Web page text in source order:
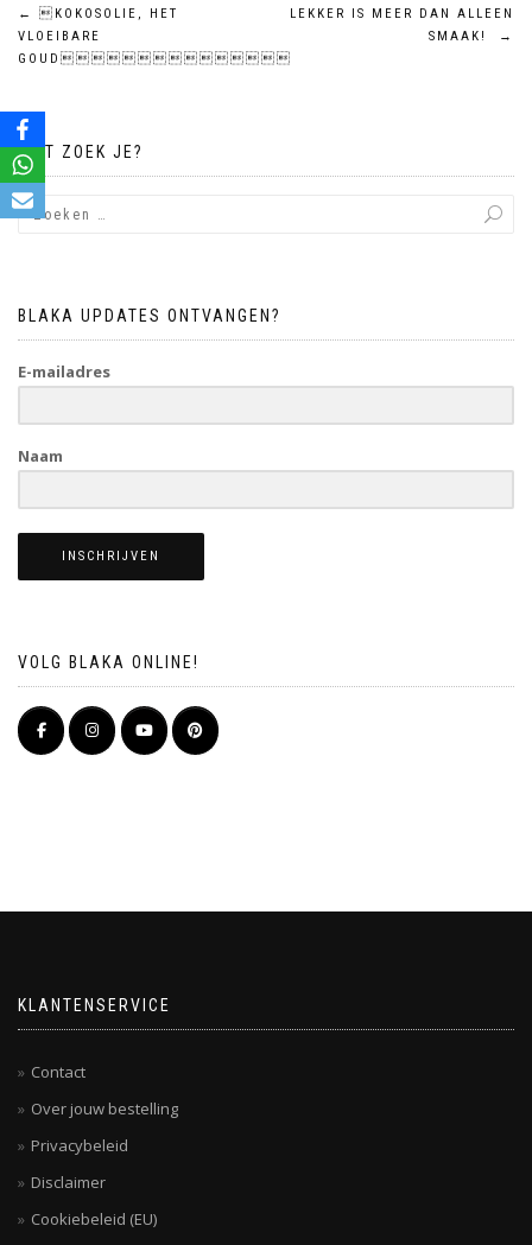
Bericht
navigatie
←
KOKOSOLIE, HET
VLOEIBARE
GOUD
LEKKER IS MEER DAN ALLEEN
SMAAK!
→
WAT ZOEK JE?
BLAKA UPDATES ONTVANGEN?
E-mailadres
Naam
INSCHRIJVEN
VOLG BLAKA ONLINE!
KLANTENSERVICE
Contact
Over jouw bestelling
Privacybeleid
Disclaimer
Cookiebeleid (EU)